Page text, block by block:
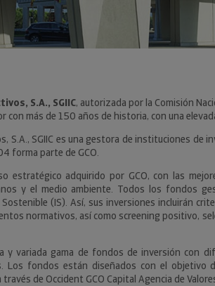
S.A., SGIIC, autorizada por la Comisión
con más de 150 años de historia, con una
S.A., SGIIC es una gestora de instituciones
forma parte de GCO.
estratégico adquirido por GCO, con las
y el medio ambiente. Todos los fondos
(IS). Así, sus inversiones incluirán
normativos, así como screening positivo,
y variada gama de fondos de inversión con
Los fondos están diseñados con el
de Occident GCO Capital Agencia de